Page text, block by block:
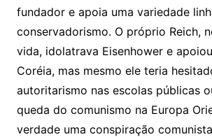
fundador e apoia uma variedade
conservadorismo. O próprio Reich,
vida, idolatrava Eisenhower e
Coréia, mas mesmo ele teria
autoritarismo nas escolas públicas
queda do comunismo na Europa
verdade uma conspiração